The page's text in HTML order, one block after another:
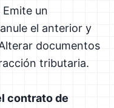
un
el anterior y
documentos
tributaria.
contrato de